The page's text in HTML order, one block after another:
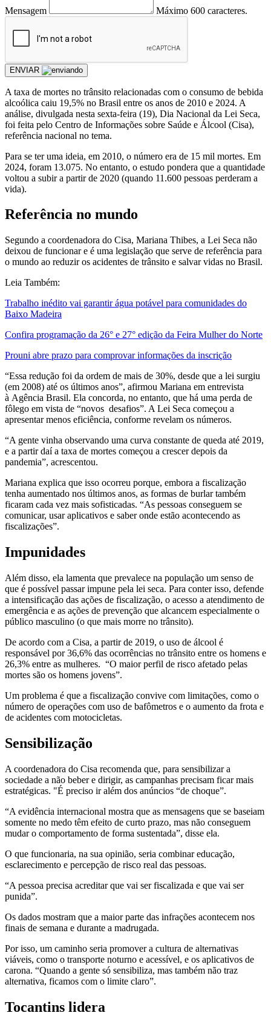
Mensagem Máximo 600 caracteres.
ENVIAR
A taxa de mortes no trânsito relacionadas com o consumo de bebida
alcoólica caiu 19,5% no Brasil entre os anos de 2010 e 2024. A
análise, divulgada nesta sexta-feira (19), Dia Nacional da Lei Seca,
foi feita pelo Centro de Informações sobre Saúde e Álcool (Cisa),
referência nacional no tema.
Para se ter uma ideia, em 2010, o número era de 15 mil mortes. Em
2024, foram 13.075. No entanto, o estudo pondera que a quantidade
voltou a subir a partir de 2020 (quando 11.600 pessoas perderam a
vida).
Referência no mundo
Segundo a coordenadora do Cisa, Mariana Thibes, a Lei Seca não
deixou de funcionar e é uma legislação que serve de referência para
o mundo ao reduzir os acidentes de trânsito e salvar vidas no Brasil.
Leia Também:
Trabalho inédito vai garantir água potável para comunidades do
Baixo Madeira
Confira programação da 26° e 27° edição da Feira Mulher do Norte
Prouni abre prazo para comprovar informações da inscrição
“Essa redução foi da ordem de mais de 30%, desde que a lei surgiu
(em 2008) até os últimos anos”, afirmou Mariana em entrevista
à Agência Brasil. Ela concorda, no entanto, que há uma perda de
fôlego em vista de “novos desafios”. A Lei Seca começou a
apresentar menos eficiência, conforme revelam os números.
“A gente vinha observando uma curva constante de queda até 2019,
e a partir daí a taxa de mortes começou a crescer depois da
pandemia”, acrescentou.
Mariana explica que isso ocorreu porque, embora a fiscalização
tenha aumentado nos últimos anos, as formas de burlar também
ficaram cada vez mais sofisticadas. “As pessoas conseguem se
comunicar, usar aplicativos e saber onde estão acontecendo as
fiscalizações”.
Impunidades
Além disso, ela lamenta que prevalece na população um senso de
que é possível passar impune pela lei seca. Para conter isso, defende
a intensificação das ações de fiscalização, o acesso a atendimento de
emergência e as ações de prevenção que alcancem especialmente o
público masculino (o que mais morre no trânsito).
De acordo com a Cisa, a partir de 2019, o uso de álcool é
responsável por 36,6% das ocorrências no trânsito entre os homens e
26,3% entre as mulheres. “O maior perfil de risco afetado pelas
mortes são os homens jovens”.
Um problema é que a fiscalização convive com limitações, como o
número de operações com uso de bafômetros e o aumento da frota e
de acidentes com motocicletas.
Sensibilização
A coordenadora do Cisa recomenda que, para sensibilizar a
sociedade a não beber e dirigir, as campanhas precisam ficar mais
estratégicas. "É preciso ir além dos anúncios “de choque”.
“A evidência internacional mostra que as mensagens que se baseiam
somente no medo têm efeito de curto prazo, mas não conseguem
mudar o comportamento de forma sustentada”, disse ela.
O que funcionaria, na sua opinião, seria combinar educação,
esclarecimento e percepção de risco real das pessoas.
“A pessoa precisa acreditar que vai ser fiscalizada e que vai ser
punida”.
Os dados mostram que a maior parte das infrações acontecem nos
finais de semana e durante a madrugada.
Por isso, um caminho seria promover a cultura de alternativas
viáveis, como o transporte noturno e acessível, e os aplicativos de
carona. “Quando a gente só sensibiliza, mas também não traz
alternativa, ficamos com o limite claro”.
Tocantins lidera